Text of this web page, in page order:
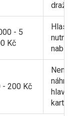
dražší
- 5
Kč
- 200 Kč
Není